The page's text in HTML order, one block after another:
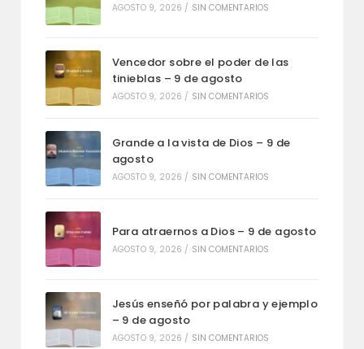
AGOSTO 9, 2026 / SIN COMENTARIOS
Vencedor sobre el poder de las
tinieblas – 9 de agosto
AGOSTO 9, 2026 / SIN COMENTARIOS
Grande a la vista de Dios – 9 de
agosto
AGOSTO 9, 2026 / SIN COMENTARIOS
Para atraernos a Dios – 9 de agosto
AGOSTO 9, 2026 / SIN COMENTARIOS
Jesús enseñó por palabra y ejemplo
– 9 de agosto
AGOSTO 9, 2026 / SIN COMENTARIOS